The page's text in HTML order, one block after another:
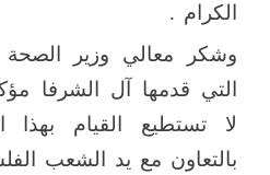
الكرام .
وشكر معالي وزير الصحة
التي قدمها آل الشرفا
لا تستطيع القيام
بالتعاون مع يد الشعب